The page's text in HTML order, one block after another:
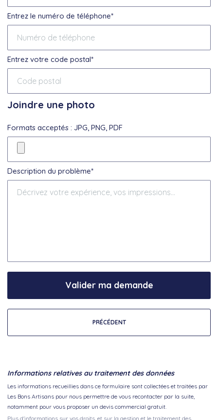
Entrez le numéro de téléphone*
Entrez votre code postal*
Joindre une photo
Formats acceptés : JPG, PNG, PDF
Description du problème*
PRÉCÉDENT
Valider ma demande
Informations relatives au traitement des données
Les informations recueillies dans ce formulaire sont collectées et traitées par
Les Bons Artisans pour nous permettre de vous recontacter par la suite,
notamment pour vous proposer un devis commercial gratuit.
Plus d'informations sur vos droits, et sur la gestion et le traitement des